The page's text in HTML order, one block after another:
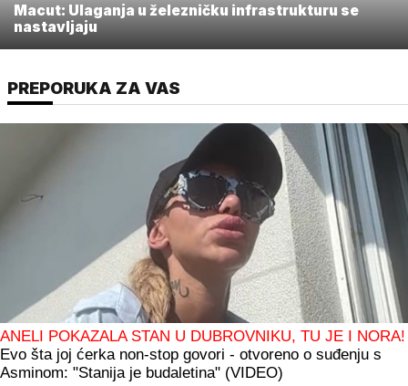
Macut: Ulaganja u železničku infrastrukturu se
nastavljaju
PREPORUKA ZA VAS
ANELI POKAZALA STAN U DUBROVNIKU, TU JE I NORA!
Evo šta joj ćerka non-stop govori - otvoreno o suđenju s
Asminom: "Stanija je budaletina" (VIDEO)